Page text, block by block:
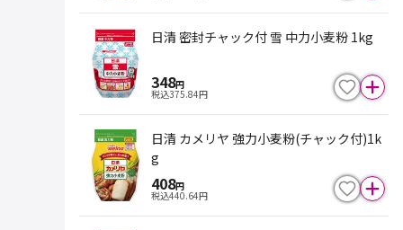
日清 密封チャック付 雪 中力小麦粉 1kg
348円
税込375.84円
日清 カメリヤ 強力小麦粉(チャック付)1k
g
408円
税込440.64円